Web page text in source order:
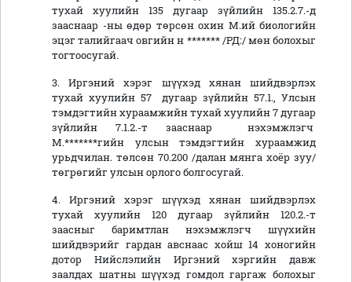
тухай хуулийн 135 дугаар зүйлийн 135.2.7.-д
зааснаар -ны өдөр төрсөн охин М.ий биологийн
эцэг талийгаач овгийн н ******* /РД:/ мөн болохыг
тогтоосугай.
3. Иргэний хэрэг шүүхэд хянан шийдвэрлэх
тухай хуулийн 57 дугаар зүйлийн 57.1., Улсын
тэмдэгтийн хураамжийн тухай хуулийн 7 дугаар
зүйлийн 7.1.2.-т зааснаар нэхэмжлэгч
М.*******гийн улсын тэмдэгтийн хураамжид
урьдчилан. төлсөн 70.200 /далан мянга хоёр зуу/
төгрөгийг улсын орлого болгосугай.
4. Иргэний хэрэг шүүхэд хянан шийдвэрлэх
тухай хуулийн 120 дугаар зүйлийн 120.2.-т
заасныг баримтлан нэхэмжлэгч шүүхийн
шийдвэрийг гардан авснаас хойш 14 хоногийн
дотор Нийслэлийн Иргэний хэргийн давж
заалдах шатны шүүхэд гомдол гаргаж болохыг